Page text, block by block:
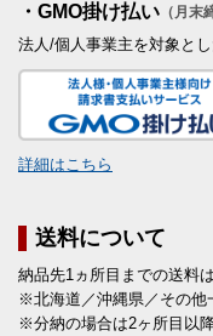
・GMO掛け払い （月末
法人/個人事業主を対象と
詳細はこちら
送料について
納品先1ヵ所目までの送料
※北海道／沖縄県／その他
※分納の場合は2ヶ所目以